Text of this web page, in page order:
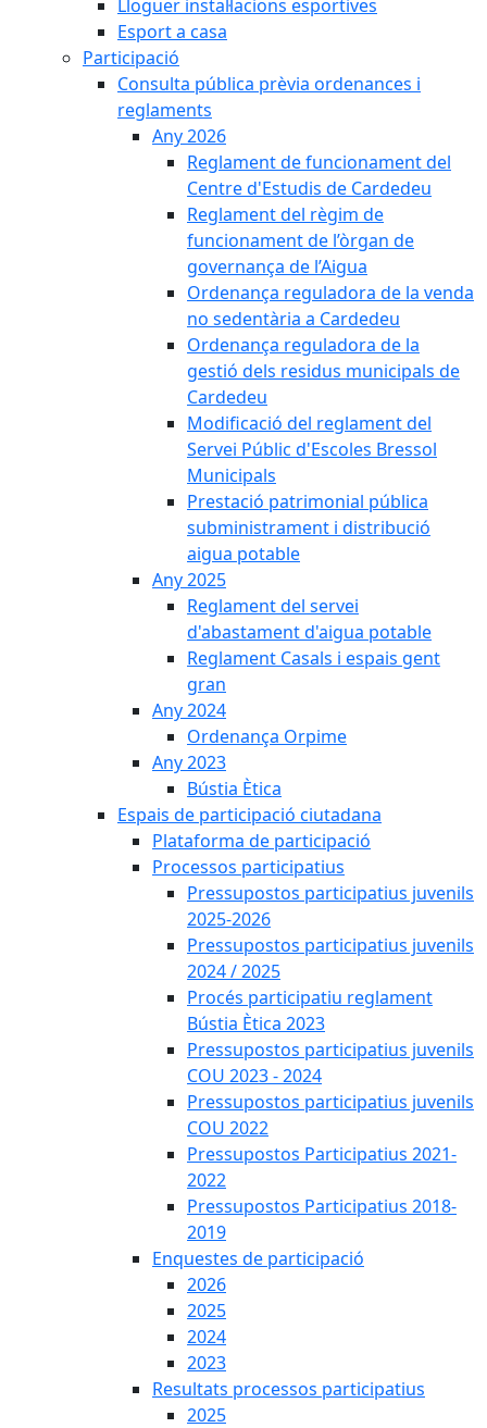
Lloguer instal·lacions esportives
Esport a casa
Participació
Consulta pública prèvia ordenances i
reglaments
Any 2026
Reglament de funcionament del
Centre d'Estudis de Cardedeu
Reglament del règim de
funcionament de l’òrgan de
governança de l’Aigua
Ordenança reguladora de la venda
no sedentària a Cardedeu
Ordenança reguladora de la
gestió dels residus municipals de
Cardedeu
Modificació del reglament del
Servei Públic d'Escoles Bressol
Municipals
Prestació patrimonial pública
subministrament i distribució
aigua potable
Any 2025
Reglament del servei
d'abastament d'aigua potable
Reglament Casals i espais gent
gran
Any 2024
Ordenança Orpime
Any 2023
Bústia Ètica
Espais de participació ciutadana
Plataforma de participació
Processos participatius
Pressupostos participatius juvenils
2025-2026
Pressupostos participatius juvenils
2024 / 2025
Procés participatiu reglament
Bústia Ètica 2023
Pressupostos participatius juvenils
COU 2023 - 2024
Pressupostos participatius juvenils
COU 2022
Pressupostos Participatius 2021-
2022
Pressupostos Participatius 2018-
2019
Enquestes de participació
2026
2025
2024
2023
Resultats processos participatius
2025